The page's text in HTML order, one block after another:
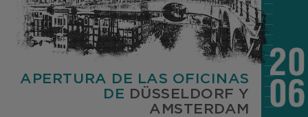
APERTURA DE LAS OFICINAS
DE DÜSSELDORF Y
AMSTERDAM